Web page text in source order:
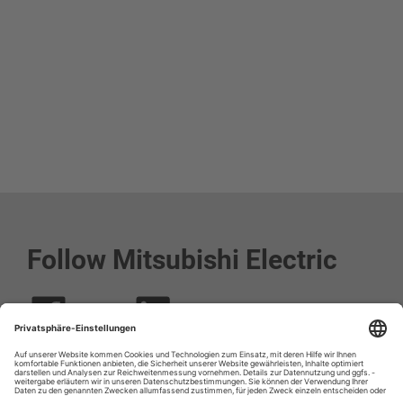
Follow Mitsubishi Electric
Social media approved accounts